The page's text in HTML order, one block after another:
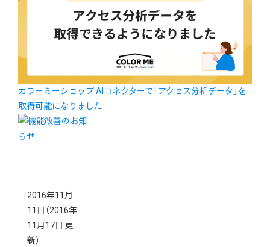
カラーミーショップ AIコネクターで「アクセス分析データ」を
取得可能になりました
2016年11月
11日 （2016年
11月17日 更
新）